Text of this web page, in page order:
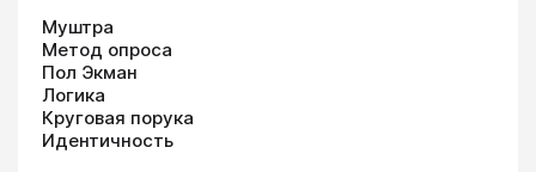
Муштра
Метод опроса
Пол Экман
Логика
Круговая порука
Идентичность